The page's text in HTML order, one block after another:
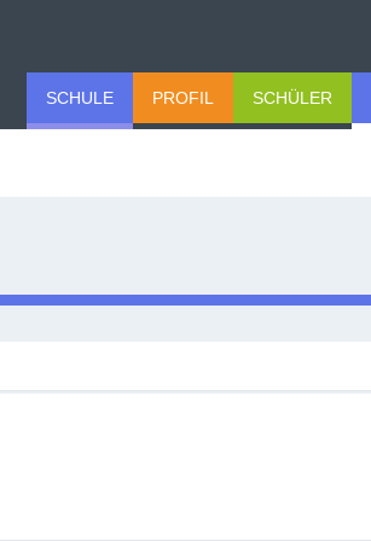
SCHULE PROFIL SCHÜLER